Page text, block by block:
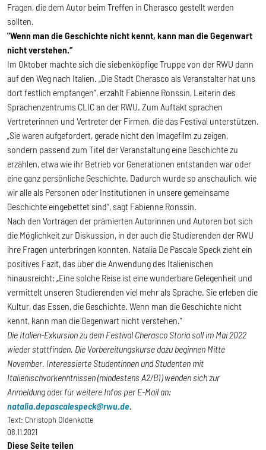
Fragen, die dem Autor beim Treffen in Cherasco gestellt werden
sollten.
"Wenn man die Geschichte nicht kennt, kann man die Gegenwart
nicht verstehen.“
Im Oktober machte sich die siebenköpfige Truppe von der RWU dann
auf den Weg nach Italien. „Die Stadt Cherasco als Veranstalter hat uns
dort festlich empfangen“, erzählt Fabienne Ronssin, Leiterin des
Sprachenzentrums CLIC an der RWU. Zum Auftakt sprachen
Vertreterinnen und Vertreter der Firmen, die das Festival unterstützen.
„Sie waren aufgefordert, gerade nicht den Imagefilm zu zeigen,
sondern passend zum Titel der Veranstaltung eine Geschichte zu
erzählen, etwa wie ihr Betrieb vor Generationen entstanden war oder
eine ganz persönliche Geschichte. Dadurch wurde so anschaulich, wie
wir alle als Personen oder Institutionen in unsere gemeinsame
Geschichte eingebettet sind“, sagt Fabienne Ronssin.
Nach den Vorträgen der prämierten Autorinnen und Autoren bot sich
die Möglichkeit zur Diskussion, in der auch die Studierenden der RWU
ihre Fragen unterbringen konnten. Natalia De Pascale Speck zieht ein
positives Fazit, das über die Anwendung des Italienischen
hinausreicht: „Eine solche Reise ist eine wunderbare Gelegenheit und
vermittelt unseren Studierenden viel mehr als Sprache. Sie erleben die
Kultur, das Essen, die Geschichte. Wenn man die Geschichte nicht
kennt, kann man die Gegenwart nicht verstehen.“
Die Italien-Exkursion zu dem Festival Cherasco Storia soll im Mai 2022
wieder stattfinden. Die Vorbereitungskurse dazu beginnen Mitte
November. Interessierte Studentinnen und Studenten mit
Italienischvorkenntnissen (mindestens A2/B1) wenden sich zur
Anmeldung oder für weitere Infos per E-Mail an:
natalia.depascalespeck@rwu.de.
Text: Christoph Oldenkotte
08.11.2021
Diese Seite teilen